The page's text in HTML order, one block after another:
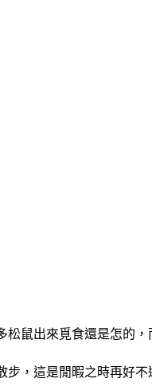
鼠出來覓食還是怎的
，這是閒暇之時再好不